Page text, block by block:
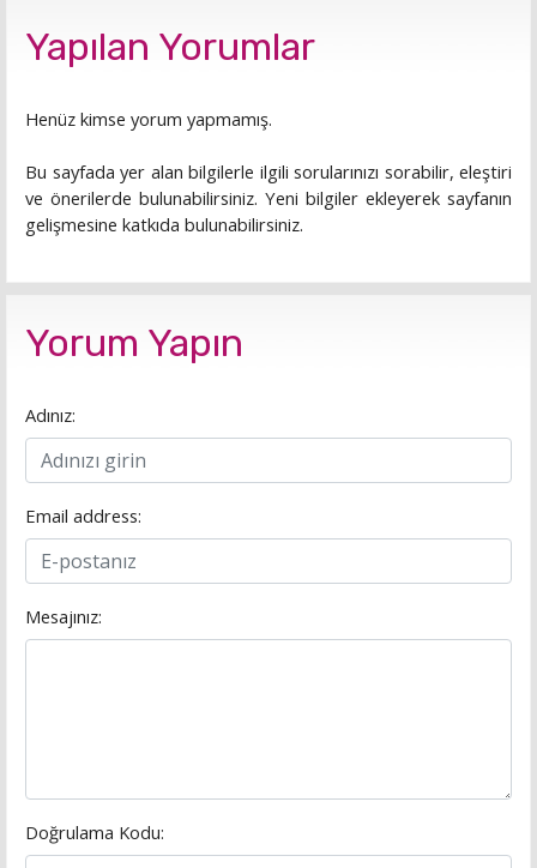
Yapılan Yorumlar
Henüz kimse yorum yapmamış.
Bu sayfada yer alan bilgilerle ilgili sorularınızı sorabilir, eleştiri
ve önerilerde bulunabilirsiniz. Yeni bilgiler ekleyerek sayfanın
gelişmesine katkıda bulunabilirsiniz.
Yorum Yapın
Adınız:
Email address:
Mesajınız:
Doğrulama Kodu: